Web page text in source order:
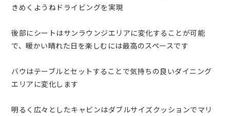
きめくようねドライビングを実現
後部にシートはサンラウンジエリアに変化することが可能
で、暖かい晴れた日を楽しむには最高のスペースです
バウはテーブルとセットすることで気持ちの良いダイニング
エリアに変化します
明るく広々としたキャビンはダブルサイズクッションでマリ